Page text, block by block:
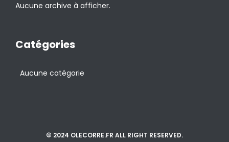
Aucune archive à afficher.
Catégories
Aucune catégorie
© 2024 OLECORRE.FR ALL RIGHT RESERVED.